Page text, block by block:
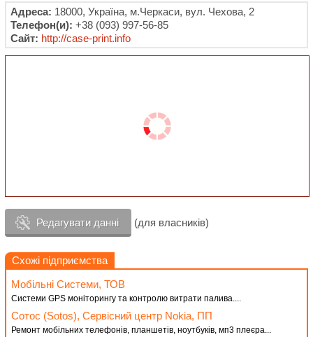
Адреса: 18000, Україна, м.Черкаси, вул. Чехова, 2
Телефон(и): +38 (093) 997-56-85
Сайт: http://case-print.info
Редагувати данні (для власників)
Схожі підприємства
Мобільні Системи, ТОВ
Системи GPS моніторингу та контролю витрати палива....
Сотос (Sotos), Сервісний центр Nokia, ПП
Ремонт мобільних телефонів, планшетів, ноутбуків, мп3 плеєра...